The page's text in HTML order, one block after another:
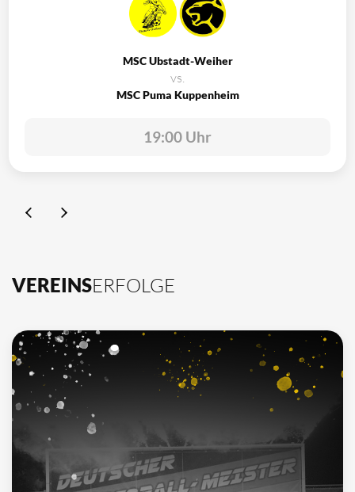
MSC Ubstadt-Weiher
vs.
MSC Puma Kuppenheim
19:00 Uhr
VEREINSERFOLGE